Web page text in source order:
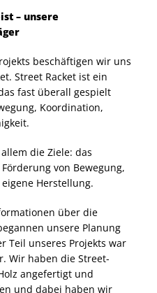
– unsere
beschäftigen wir uns
Street Racket ist ein
fast überall gespielt
Koordination,
die Ziele: das
von Bewegung,
Herstellung.
über die
unsere Planung
Teil unseres Projekts war
Wir haben die Street-
angefertigt und
und dabei haben wir